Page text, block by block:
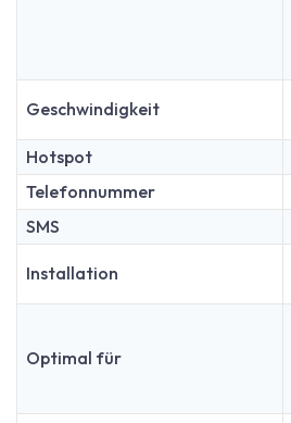
Geschwindigkeit
Hotspot
Telefonnummer
SMS
Installation
Optimal für